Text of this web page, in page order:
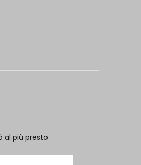
al più presto